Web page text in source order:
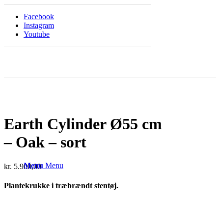
Facebook
Instagram
Youtube
Menu Menu
Earth Cylinder Ø55 cm
– Oak – sort
kr. 5.900,00
Plantekrukke i træbrændt stentøj.